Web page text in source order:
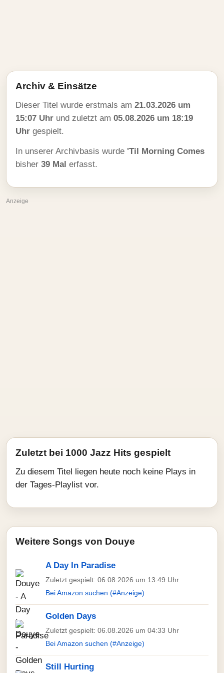
Archiv & Einsätze
Dieser Titel wurde erstmals am 21.03.2026 um
15:07 Uhr und zuletzt am 05.08.2026 um 18:19
Uhr gespielt.
In unserer Archivbasis wurde 'Til Morning Comes
bisher 39 Mal erfasst.
Anzeige
Zuletzt bei 1000 Jazz Hits gespielt
Zu diesem Titel liegen heute noch keine Plays in
der Tages-Playlist vor.
Weitere Songs von Douye
A Day In Paradise
Zuletzt gespielt: 06.08.2026 um 13:49 Uhr
Bei Amazon suchen (#Anzeige)
Golden Days
Zuletzt gespielt: 06.08.2026 um 04:33 Uhr
Bei Amazon suchen (#Anzeige)
Still Hurting